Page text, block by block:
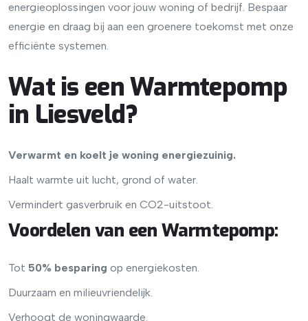
energieoplossingen voor jouw woning of bedrijf. Bespaar
energie en draag bij aan een groenere toekomst met onze
efficiënte systemen.
Wat is een Warmtepomp
in Liesveld?
Verwarmt en koelt je woning energiezuinig.
Haalt warmte uit lucht, grond of water.
Vermindert gasverbruik en CO2-uitstoot.
Voordelen van een Warmtepomp:
Tot 50% besparing op energiekosten.
Duurzaam en milieuvriendelijk.
Verhoogt de woningwaarde.